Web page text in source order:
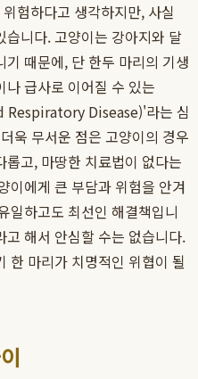
험하다고 생각하지만, 사실
니다. 고양이는 강아지와 달
때문에, 단 한두 마리의 기생
급사로 이어질 수 있는
Disease)'라는 심
욱 무서운 점은 고양이의 경우
고, 마땅한 치료법이 없다는
이에게 큰 부담과 위험을 안겨
일하고도 최선인 해결책입니
해서 안심할 수는 없습니다.
한 마리가 치명적인 위협이 될